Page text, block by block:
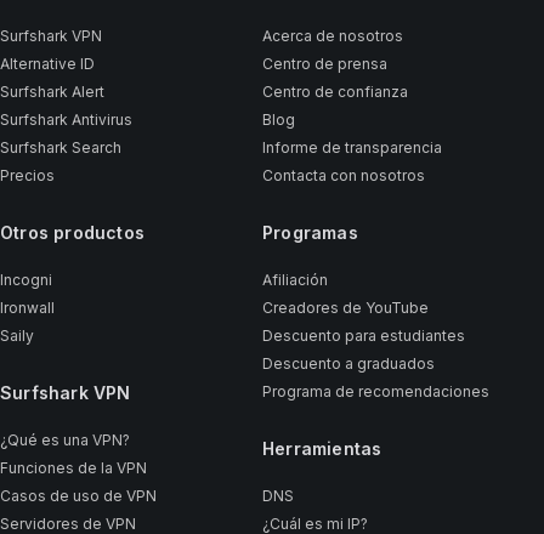
Surfshark VPN
Alternative ID
Surfshark Alert
Surfshark Antivirus
Surfshark Search
Precios
Otros productos
Incogni
Ironwall
Saily
Surfshark VPN
¿Qué es una VPN?
Funciones de la VPN
Casos de uso de VPN
Servidores de VPN
Acerca de nosotros
Centro de prensa
Centro de confianza
Blog
Informe de transparencia
Contacta con nosotros
Programas
Afiliación
Creadores de YouTube
Descuento para estudiantes
Descuento a graduados
Programa de recomendaciones
Herramientas
DNS
¿Cuál es mi IP?